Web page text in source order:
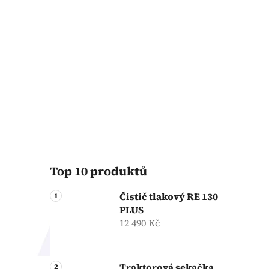
Top 10 produktů
Čistič tlakový RE 130
PLUS
12 490 Kč